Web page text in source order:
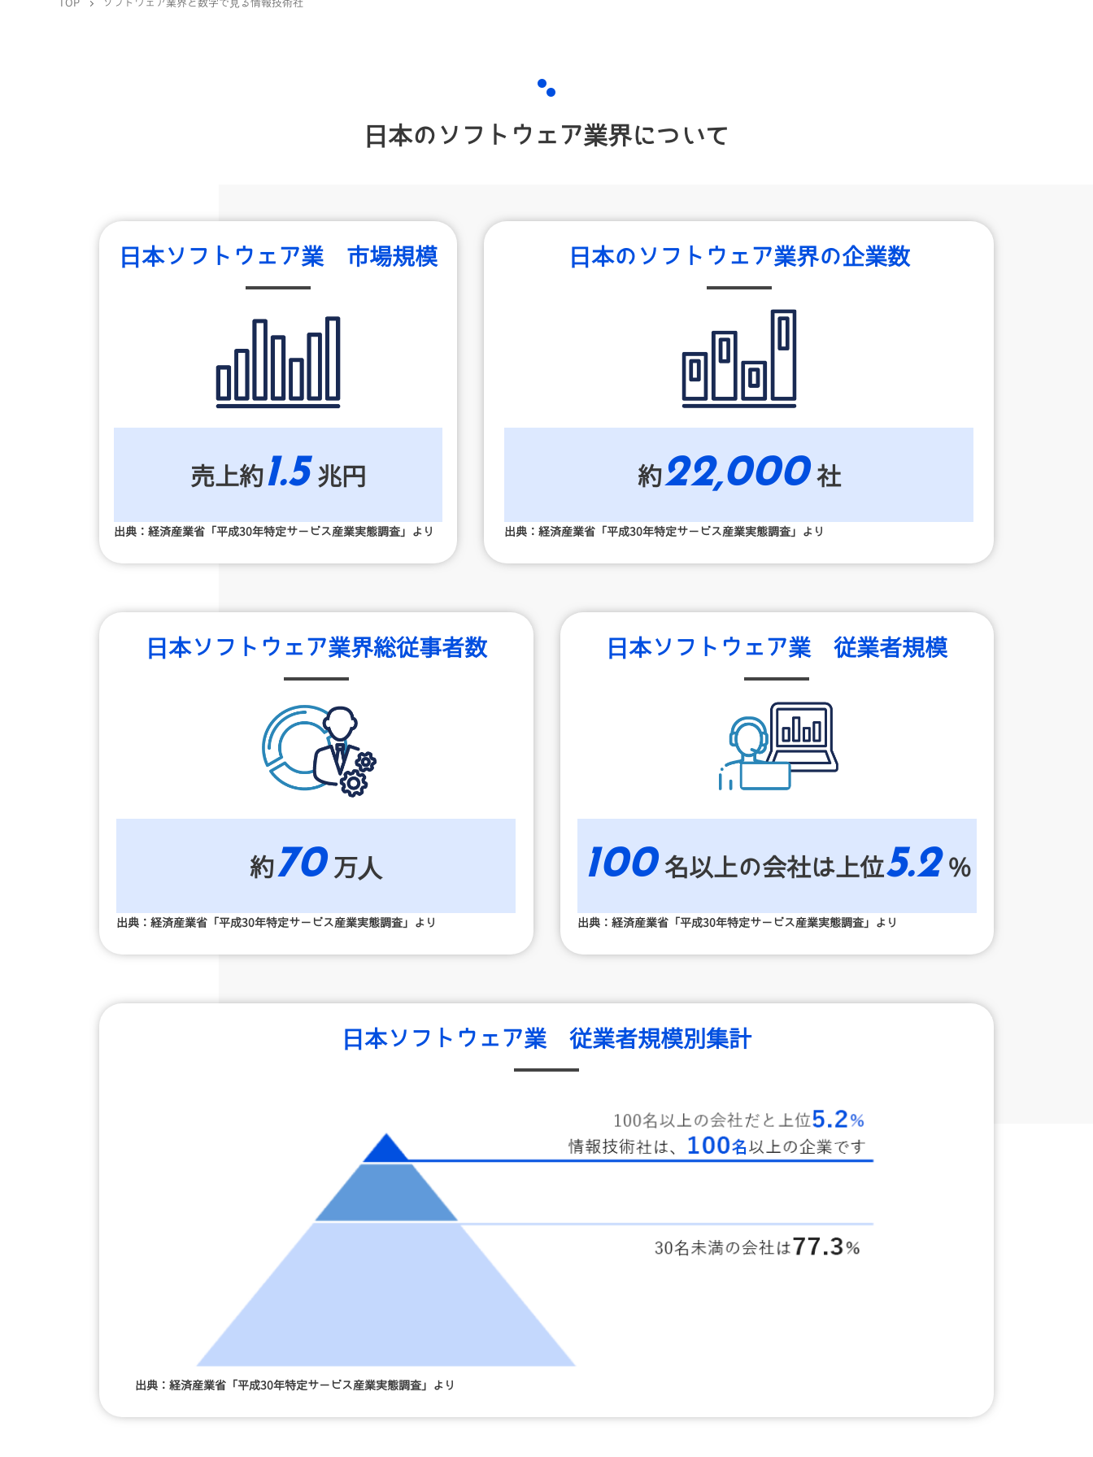
TOP ソフトウェア業界と数字で見る情報技術社
日本のソフトウェア業界について
日本ソフトウェア業 市場規模
売上約1.5 兆円
出典：経済産業省「平成30年特定サービス産業実態調査」より
日本のソフトウェア業界の企業数
約22,000 社
出典：経済産業省「平成30年特定サービス産業実態調査」より
日本ソフトウェア業界総従事者数
約70 万人
出典：経済産業省「平成30年特定サービス産業実態調査」より
日本ソフトウェア業 従業者規模
100 名以上の会社は上位5.2 %
出典：経済産業省「平成30年特定サービス産業実態調査」より
日本ソフトウェア業 従業者規模別集計
出典：経済産業省「平成30年特定サービス産業実態調査」より